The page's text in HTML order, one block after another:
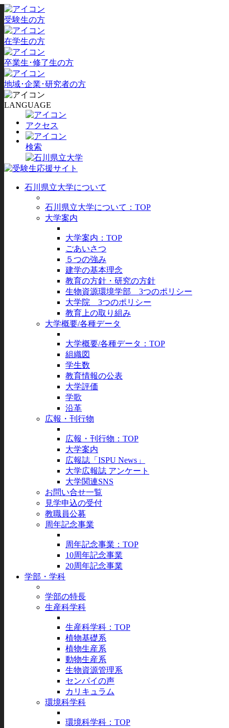
受験生の方
在学生の方
卒業生･修了生の方
地域･企業･研究者の方
LANGUAGE
アクセス
検索
石川県立大学について
石川県立大学について：TOP
大学案内
大学案内：TOP
ごあいさつ
５つの強み
建学の基本理念
教育の方針・研究の方針
生物資源環境学部 3つのポリシー
大学院 3つのポリシー
教育上の取り組み
大学概要/各種データ
大学概要/各種データ：TOP
組織図
学生数
教育情報の公表
大学評価
学歌
沿革
広報・刊行物
広報・刊行物：TOP
大学案内
広報誌「ISPU News」
大学広報誌 アンケート
大学関連SNS
お問い合せ一覧
見学申込の受付
教職員公募
周年記念事業
周年記念事業：TOP
10周年記念事業
20周年記念事業
学部・学科
学部の特長
生産科学科
生産科学科：TOP
植物基礎系
植物生産系
動物生産系
生物資源管理系
センパイの声
カリキュラム
環境科学科
環境科学科：TOP